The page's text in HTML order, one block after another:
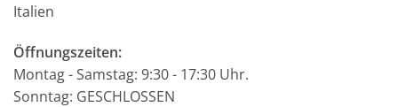
Italien
Öffnungszeiten:
Montag - Samstag: 9:30 - 17:30 Uhr.
Sonntag: GESCHLOSSEN